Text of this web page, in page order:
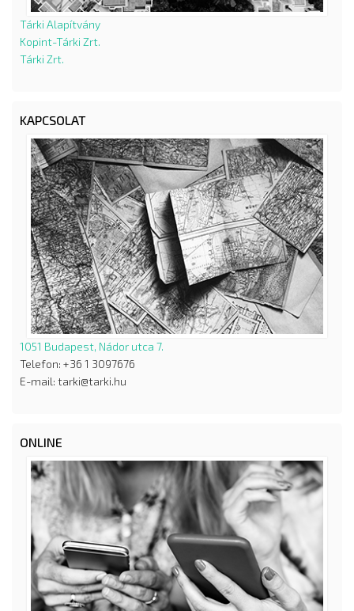
Tárki Alapítvány
Kopint-Tárki Zrt.
Tárki Zrt.
KAPCSOLAT
1051 Budapest, Nádor utca 7.
Telefon: +36 1 3097676
E-mail: tarki@tarki.hu
ONLINE